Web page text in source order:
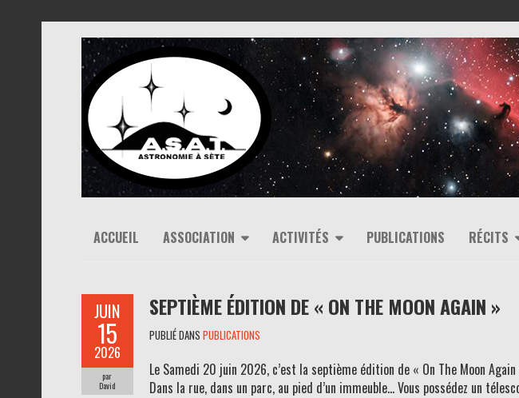
ACCUEIL ASSOCIATION ACTIVITÉS PUBLICATIONS RÉCITS
JUIN
15
2026
par
David
SEPTIÈME ÉDITION DE « ON THE MOON AGAIN »
PUBLIÉ DANS PUBLICATIONS
Le Samedi 20 juin 2026, c’est la septième édition de « On The Moon
Dans la rue, dans un parc, au pied d’un immeuble… Vous possédez un